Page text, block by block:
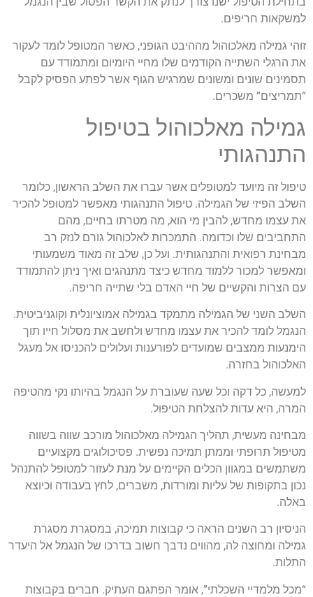
למשקאות חריפים.
זוהי גמילה מאלכוהול מההיבט הגופני, כאשר המטופל לומד לעקור
את הרגלי השתייה הקודמים שלו מחיי היומיום ומתמודד עם
תסמינים שונים ומשונים שמרגיש הגוף אשר לפתע הפסיק לקבל
“תמריצים” משכרים.
גמילה מאלכוהול בטיפול
התנהגותי
טיפול זה מיועד למטופלים אשר עברו את השלב הראשון, כלומר
השלב הפיזי של הגמילה. טיפול התנהגותי מאפשר למטופל להכיר
את עצמו מחדש, להבין מי הוא, מה מטרתו בחיים, מהם
התחביבים שלו וכדומה. התמכרות לאלכוהול גורם לנזק רב
מבחינת רפואית והתנהגותית. ועל כן, שלב זה מאוד משמעותי
ומאפשר למכור ללמוד מחדש כיצד מתנהגים ואיך ניתן להתמודד
עם הצרות והקשיים של חיי האדם בלי שתייה חריפה.
השלב השני של הגמילה מתמקד בגמילה אמוציונלית וקוגניביטית.
הנגמל לומד להכיר את עצמו מחדש ולחשב את מסלול חייו תוך
הימנעות ממצבים שמועדים לפורענות ועלולים להכניסו אל מעגל
האלכוהול בחזרה.
למעשה, כל דקה וכל שעה שעוברת על הנגמל בהיותו נקי מהטיפה
המרה, היא עדות להצלחת הטיפול.
מבחינה מעשית, תהליך הגמילה מאלכוהול מורכב שווה בשווה
מטיפול תרופתי וממתן תמיכה נפשית. פסיכולוגים מקצועיים
משתמשים במגוון הכלים הקיימים על מנת לעזור למטופל להתנהל
נכון בתקופות של עליות ומורדות, משברים, לחץ בעבודה וכיוצא
באלה.
הניסיון רב השנים הראה כי קבוצות תמיכה, במסגרת מסגרת
גמילה ומחוצה לה, מהווים נדבך חשוב בדרכו של הנגמל אל היעדר
התלות.
“מכל מלמדיי השכלתי”, אומר הפתגם העתיק. חברים בקבוצות